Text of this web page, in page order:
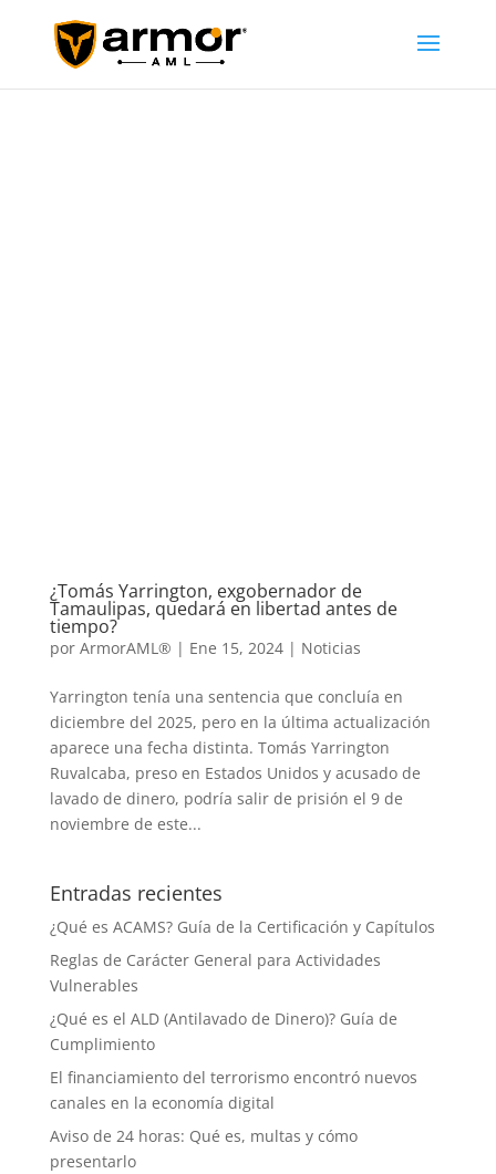
¿Tomás Yarrington, exgobernador de
Tamaulipas, quedará en libertad antes de
tiempo?
por ArmorAML® | Ene 15, 2024| Noticias
Yarrington tenía una sentencia que concluía en
diciembre del 2025, pero en la última actualización
aparece una fecha distinta. Tomás Yarrington
Ruvalcaba, preso en Estados Unidos y acusado de
lavado de dinero, podría salir de prisión el 9 de
noviembre de este...
Entradas recientes
¿Qué es ACAMS? Guía de la Certificación y Capítulos
Reglas de Carácter General para Actividades
Vulnerables
¿Qué es el ALD (Antilavado de Dinero)? Guía de
Cumplimiento
El financiamiento del terrorismo encontró nuevos
canales en la economía digital
Aviso de 24 horas: Qué es, multas y cómo
presentarlo